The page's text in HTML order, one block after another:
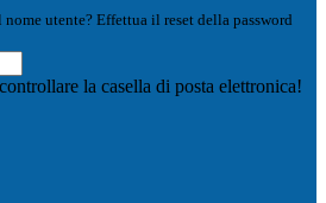
utente? Effettua il reset della password
la casella di posta elettronica!